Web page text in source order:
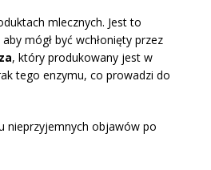
mlecznych. Jest to
mógł być wchłonięty przez
, który produkowany jest w
tego enzymu, co prowadzi do
nieprzyjemnych objawów po